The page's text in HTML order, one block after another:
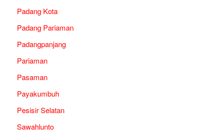
Padang Kota
Padang Pariaman
Padangpanjang
Pariaman
Pasaman
Payakumbuh
Pesisir Selatan
Sawahlunto